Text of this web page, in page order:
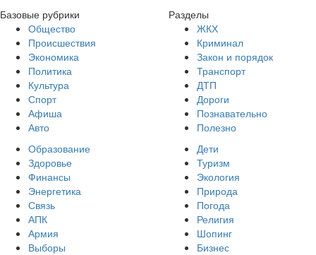
Базовые рубрики
Общество
Происшествия
Экономика
Политика
Культура
Спорт
Афиша
Авто
Разделы
ЖКХ
Криминал
Закон и порядок
Транспорт
ДТП
Дороги
Познавательно
Полезно
Образование
Здоровье
Финансы
Энергетика
Связь
АПК
Армия
Выборы
Дети
Туризм
Экология
Природа
Погода
Религия
Шопинг
Бизнес